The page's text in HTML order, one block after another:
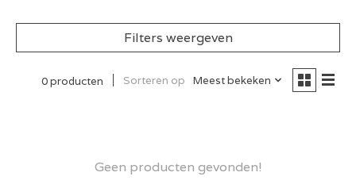
Filters weergeven
0 producten Sorteren op Meest bekeken
Geen producten gevonden!